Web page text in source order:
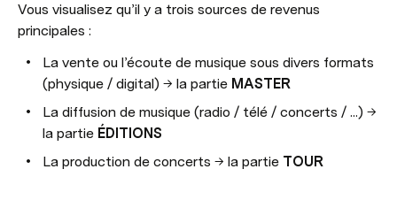
Vous visualisez qu’il y a trois sources de revenus
principales :
La vente ou l’écoute de musique sous divers formats
(physique / digital) → la partie MASTER
La diffusion de musique (radio / télé / concerts / ...) →
la partie ÉDITIONS
La production de concerts → la partie TOUR